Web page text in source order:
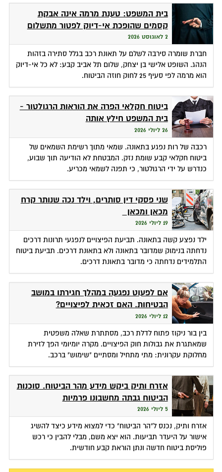
בית המשפט: טענת מרמה אינה אבקת
קסמים שהופכת אי-דיוק לפטור מתשלום
2 לאוגוסט 2026
חברת שומרה סירבה לשלם על תאונת רכב בגלל סתירה בזהות
הנהג. השופט אלישי בן יצחק, שלום תל אביב קבע: לא כל אי-דיוק
הוא מרמה לפי סעיף 25 לחוק חוזה הביטוח.
ביטוח חקלאי הפרה את הוראות הרגולטור -
בית המשפט חילץ אותה
26 ליולי 2026
רכבה של רות נפגע בתאונה. שמאי מתוך רשימת השמאים של
ביטוח חקלאי קבע שומת נזק. המבטחת לא הודיעה תוך שבוע,
כנדרש על ידי הרגולטור, כי תפנה לשמאי מכריע.
שני פסקי דין סותרים, וילד נכה שנותר קרח
מכאן ומכאן
19 ליולי 2026
ילד נפצע קשה בתאונה. תביעת הפיצויים לנפגעי תרונות דרכים
נדחתה בנימוק שמדובר בתאונה ולא בתאונת דרכים. תביעת ביטוח
התלמידים נדחתה כי מדובר בתאונת דרכים.
אם לפעוט נפגעה במהלך חגירתו במושב
הבטיחות. האם זכאית לפיצויים?
12 ליולי 2026
בין בור ניקוז פתוח לדלת רכב, מסתתרת שאלה משפטית
שמאתגרת את גבולות חוק הפיצויים. מקרה יומיומי הפך לזירת
מחלוקת עקרונית: מתי מתחיל ומסתיים "שימוש" ברכב.
אזרח ותיק ביקש מידע מהר הביטוח. סוכנות
הביטוח גבתה מחשבונו פרמיות
5 ליולי 2026
אזרח ותיק, נכנס ל"הר הביטוח" כדי למצוא מידע כיצד להשיג
אישור על היעדר תביעות. הוא יצא משם, מבלי להבין כי רכש
פוליסת ביטוח חדשה ונתן הוראת קבע חודשית.